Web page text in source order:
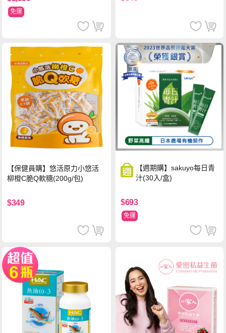
免運
【保健員購】悠活原力小悠活
柳橙C脆Q軟糖(200g/包)
$349
【週期購】sakuyo每日青
汁(30入/盒)
$693
免運